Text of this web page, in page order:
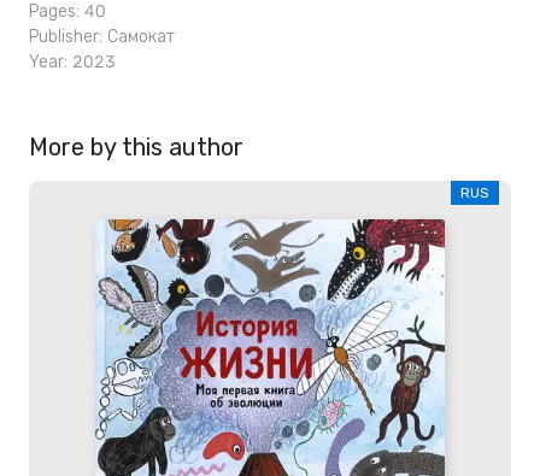
Pages: 40
Publisher: Самокат
Year: 2023
More by this author
RUS